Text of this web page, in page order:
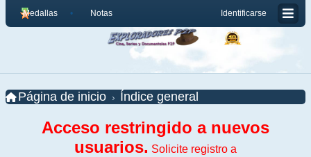
Identificarse
Medallas Notas
Página de inicio Índice general
Acceso restringido a nuevos
usuarios. Solicite registro a